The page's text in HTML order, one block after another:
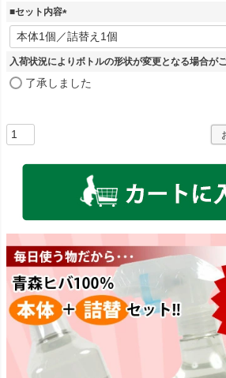
■セット内容
(
必
須
入荷状況によりボトルの形状が変更となる場合が
了承しました